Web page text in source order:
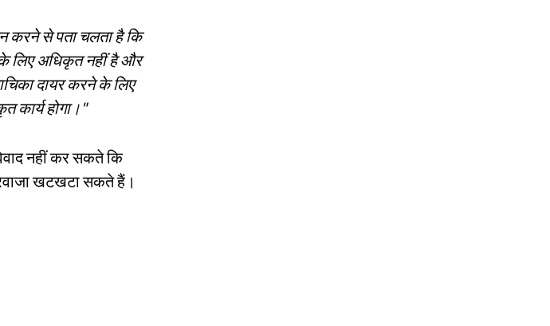
करने से पता चलता है कि
के लिए अधिकृत नहीं है और
दायर करने के लिए
कार्य होगा।"
नहीं कर सकते कि
खटखटा सकते हैं।